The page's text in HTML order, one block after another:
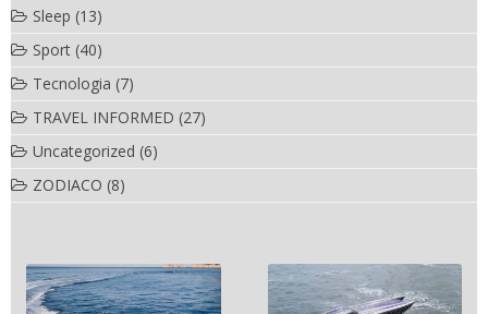
Sleep (13)
Sport (40)
Tecnologia (7)
TRAVEL INFORMED (27)
Uncategorized (6)
ZODIACO (8)